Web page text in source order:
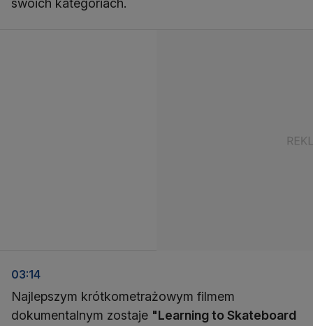
swoich kategoriach.
03:14
Najlepszym krótkometrażowym filmem
dokumentalnym zostaje "Learning to Skateboard